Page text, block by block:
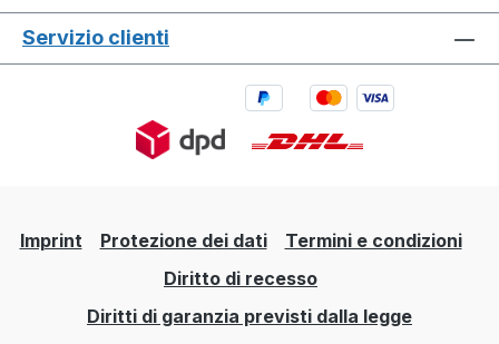
Servizio clienti
Imprint Protezione dei dati
Termini e condizioni
Diritto di recesso
Diritti di garanzia previsti dalla legge